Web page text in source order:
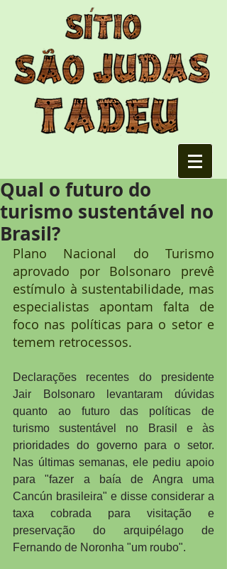
Qual o futuro do
turismo sustentável no
Brasil?
Plano Nacional do Turismo
aprovado por Bolsonaro prevê
estímulo à sustentabilidade, mas
especialistas apontam falta de
foco nas políticas para o setor e
temem retrocessos.
Declarações recentes do presidente
Jair Bolsonaro levantaram dúvidas
quanto ao futuro das políticas de
turismo sustentável no Brasil e às
prioridades do governo para o setor.
Nas últimas semanas, ele pediu apoio
para "fazer a baía de Angra uma
Cancún brasileira" e disse considerar a
taxa cobrada para visitação e
preservação do arquipélago de
Fernando de Noronha "um roubo".